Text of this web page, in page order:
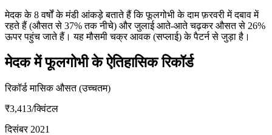
मेदक के 8 वर्षों के मंडी आंकड़े बताते हैं कि फूलगोभी के दाम फ़रवरी में दबाव में
रहते हैं (औसत से 37% तक नीचे) और जुलाई आते-आते चढ़कर औसत से 26%
ऊपर पहुंच जाते हैं। यह मौसमी चक्र आवक (सप्लाई) के पैटर्न से जुड़ा है।
मेदक में फूलगोभी के ऐतिहासिक रिकॉर्ड
रिकॉर्ड मासिक औसत (उच्चतम)
₹3,413/क्विंटल
दिसंबर 2021